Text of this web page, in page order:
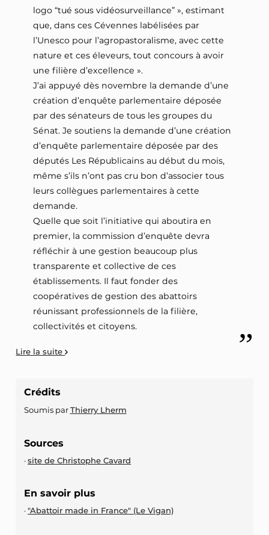
logo “tué sous vidéosurveillance” », estimant
que, dans ces Cévennes labélisées par
l’Unesco pour l’agropastoralisme, avec cette
nature et ces éleveurs, tout concours à avoir
une filière d’excellence ».
J’ai appuyé dès novembre la demande d’une
création d’enquête parlementaire déposée
par des sénateurs de tous les groupes du
Sénat. Je soutiens la demande d’une création
d’enquête parlementaire déposée par des
députés Les Républicains au début du mois,
même s’ils n’ont pas cru bon d’associer tous
leurs collègues parlementaires à cette
demande.
Quelle que soit l’initiative qui aboutira en
premier, la commission d’enquête devra
réfléchir à une gestion beaucoup plus
transparente et collective de ces
établissements. Il faut fonder des
coopératives de gestion des abattoirs
réunissant professionnels de la filière,
collectivités et citoyens.
Lire la suite
Crédits
Soumis parThierry Lherm
Sources
site de Christophe Cavard
En savoir plus
"Abattoir made in France" (Le Vigan)